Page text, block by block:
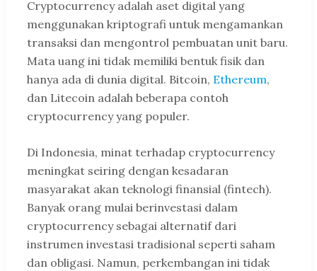
Cryptocurrency adalah aset digital yang
menggunakan kriptografi untuk mengamankan
transaksi dan mengontrol pembuatan unit baru.
Mata uang ini tidak memiliki bentuk fisik dan
hanya ada di dunia digital. Bitcoin, Ethereum,
dan Litecoin adalah beberapa contoh
cryptocurrency yang populer.
Di Indonesia, minat terhadap cryptocurrency
meningkat seiring dengan kesadaran
masyarakat akan teknologi finansial (fintech).
Banyak orang mulai berinvestasi dalam
cryptocurrency sebagai alternatif dari
instrumen investasi tradisional seperti saham
dan obligasi. Namun, perkembangan ini tidak